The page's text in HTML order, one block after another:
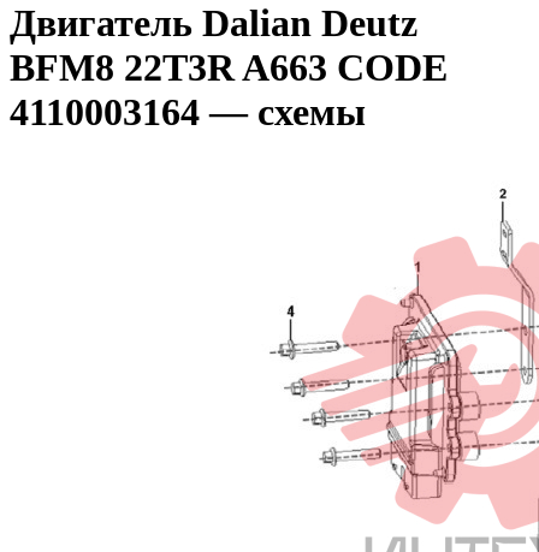
Двигатель Dalian Deutz
BFM8 22T3R A663 CODE
4110003164 — схемы